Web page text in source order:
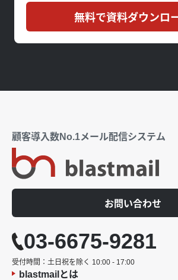
無料で資料ダウンロ
顧客導入数No.1メール配信システム
お問い合わせ
03-6675-9281
受付時間：土日祝を除く 10:00 - 17:00
blastmailとは